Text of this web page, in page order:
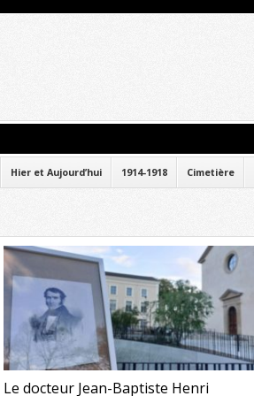
Hier et Aujourd’hui 1914-1918 Cimetière
Le docteur Jean-Baptiste Henri